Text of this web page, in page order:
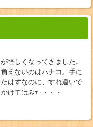
怪しくなってきました。
えないのはハナコ。手に
はずなのに、すれ違いで
けてはみた・・・